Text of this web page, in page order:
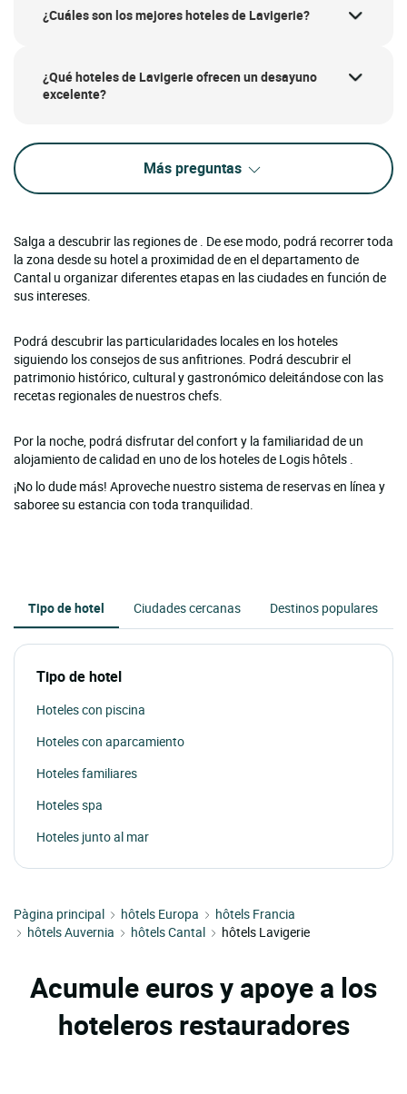
¿Cuáles son los mejores hoteles de Lavigerie?
¿Qué hoteles de Lavigerie ofrecen un desayuno
excelente?
Más preguntas
Salga a descubrir las regiones de . De ese modo, podrá recorrer toda
la zona desde su hotel a proximidad de en el departamento de
Cantal u organizar diferentes etapas en las ciudades en función de
sus intereses.
Podrá descubrir las particularidades locales en los hoteles
siguiendo los consejos de sus anfitriones. Podrá descubrir el
patrimonio histórico, cultural y gastronómico deleitándose con las
recetas regionales de nuestros chefs.
Por la noche, podrá disfrutar del confort y la familiaridad de un
alojamiento de calidad en uno de los hoteles de Logis hôtels .
¡No lo dude más! Aproveche nuestro sistema de reservas en línea y
saboree su estancia con toda tranquilidad.
Tipo de hotel Ciudades cercanas Destinos populares
Tipo de hotel
Hoteles con piscina
Hoteles con aparcamiento
Hoteles familiares
Hoteles spa
Hoteles junto al mar
Pàgina principal hôtels Europa
hôtels Francia
hôtels Auvernia
hôtels Cantal hôtels Lavigerie
Acumule euros y apoye a los
hoteleros restauradores